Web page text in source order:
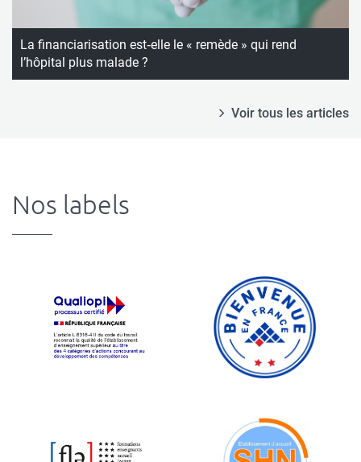
La financiarisation est‑elle le « remède » qui rend
l’hôpital plus malade ?
Voir tous les articles
Nos labels